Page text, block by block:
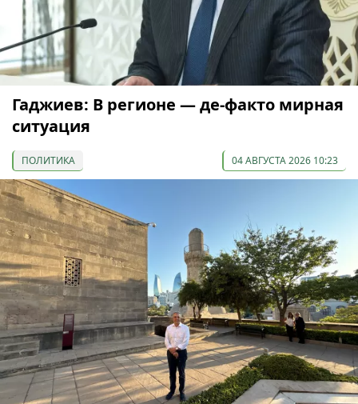
Гаджиев: В регионе — де-факто мирная
ситуация
ПОЛИТИКА 04 АВГУСТА 2026 10:23